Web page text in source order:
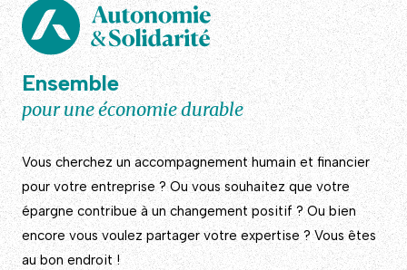
Ensemble
pour une économie durable
Vous cherchez un accompagnement humain et financier
pour votre entreprise ? Ou vous souhaitez que votre
épargne contribue à un changement positif ? Ou bien
encore vous voulez partager votre expertise ? Vous êtes
au bon endroit !